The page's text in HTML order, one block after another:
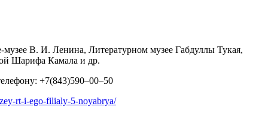
В. И. Ленина, Литературном музее Габдуллы Тукая,
Шарифа Камала и др.
+7(843)590–00–50
rt-i-ego-filialy-5-noyabrya/